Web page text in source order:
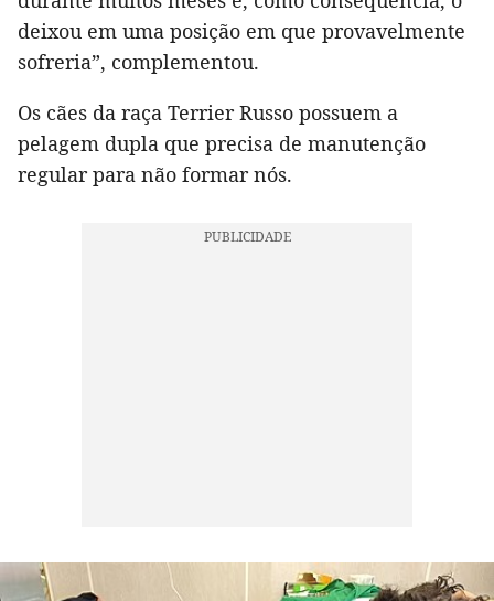
deixou em uma posição em que provavelmente
sofreria”, complementou.
Os cães da raça Terrier Russo possuem a
pelagem dupla que precisa de manutenção
regular para não formar nós.